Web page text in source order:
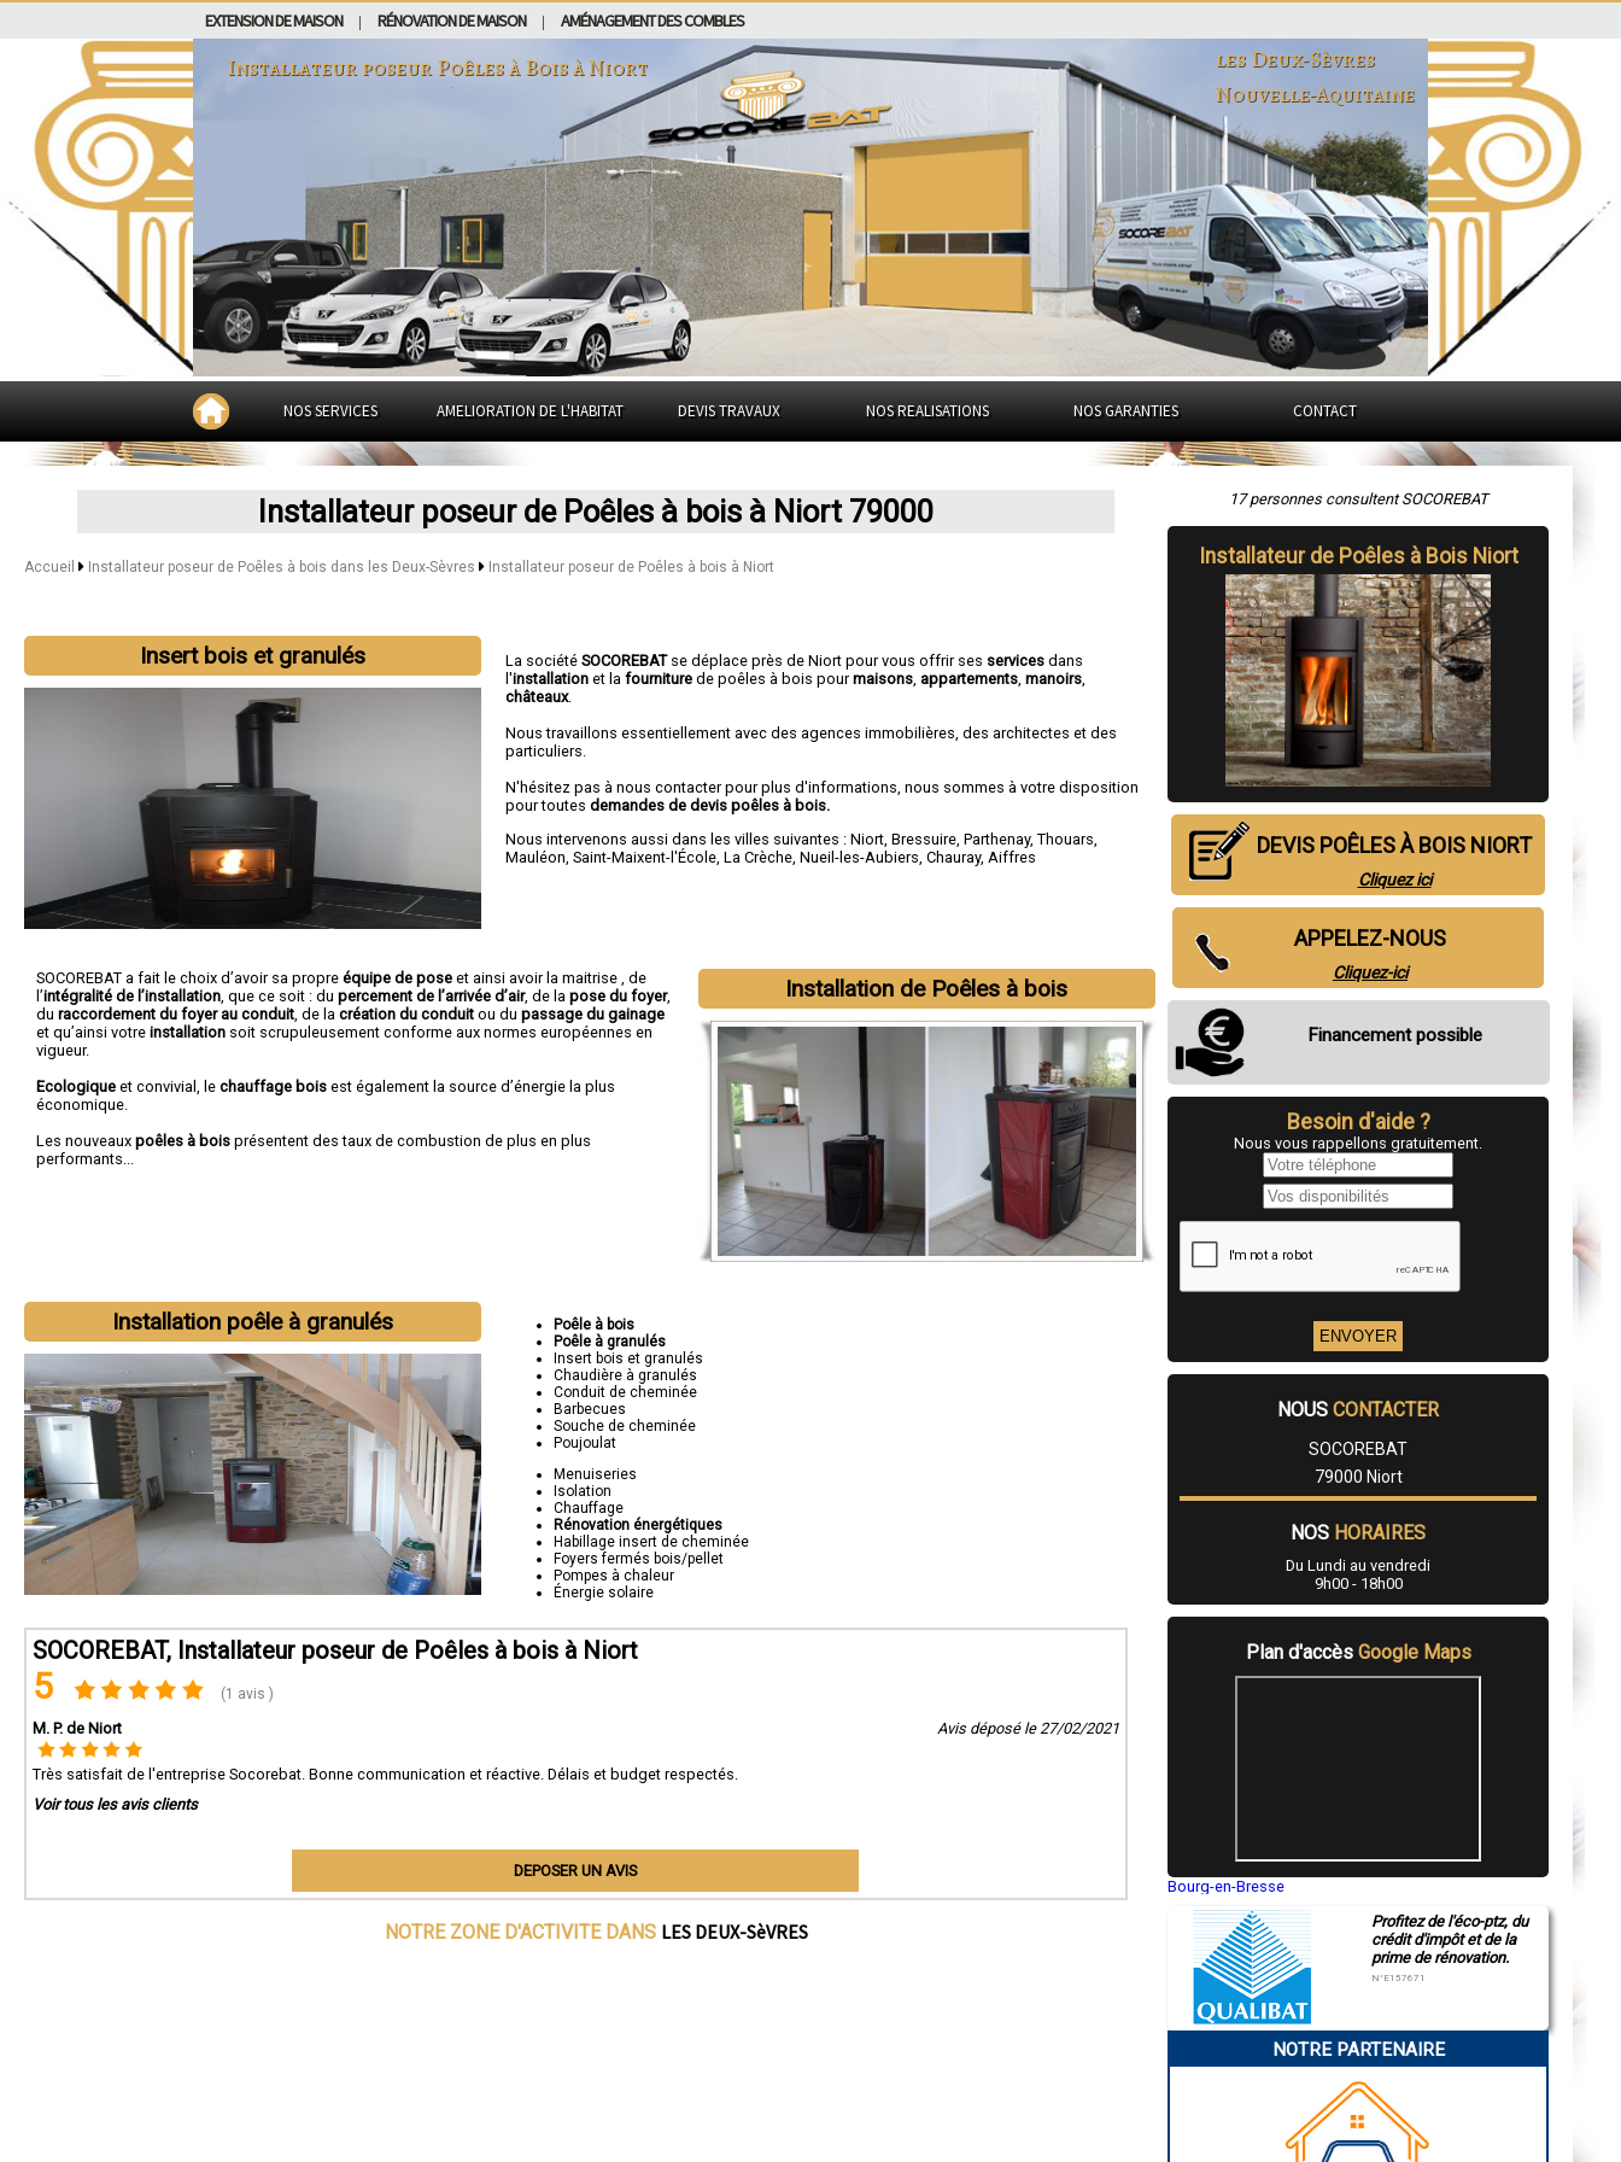
EXTENSION DE MAISON RÉNOVATION DE MAISON AMÉNAGEMENT DES COMBLES
Installateur poseur Poêles à Bois àNiort
les Deux-Sèvres
Nouvelle-Aquitaine
NOS SERVICES AMELIORATION DE L'HABITAT DEVIS TRAVAUX NOS REALISATIONS NOS GARANTIES CONTACT
Installateur poseur de Poêles à bois à Niort 79000
Accueil Installateur poseur de Poêles à bois dans les Deux-Sèvres Installateur poseur de Poêles à bois à Niort
Insert bois et granulés La sociétéSOCOREBATse déplace près de Niort pour vous offrir ses services dans
l'installation et lafourniture de poêles à bois pourmaisons appartements ,manoirs
châteaux.
Nous travaillons essentiellement avec des agences immobilières, des architectes et des
particuliers.
N'hésitez pas à nous contacter pour plus d'informations, nous sommes à votre disposition
pour toutesdemandes de devis poêles à bois.
Nous intervenons aussi dans les villes suivantes :Niort ,Bressuire ,Parthenay,Thouars
Mauléon ,Saint-Maixent-l'École ,La Crèche ,Nueil-les-Aubiers ,Chauray, Aiffres
Installation de Poêles à bois
SOCOREBAT a fait le choix d’avoir sa propre équipe de pose et ainsi avoir la maitrise , de
l’intégralité de l’installation, que ce soit : du percement de l’arrivée d’air, de la pose du foyer,
du raccordement du foyer au conduit, de la création du conduit ou du passage du gainage
et qu’ainsi votre installation soit scrupuleusement conforme aux normes européennes en
vigueur.
Ecologique et convivial, le chauffage bois est également la source d’énergie la plus
économique.
Les nouveaux poêles à bois présentent des taux de combustion de plus en plus
performants...
Installation poêle à granulés
Poêle à bois
Poêle à granulés
Insert bois et granulés
Chaudière à granulés
Conduit de cheminée
Barbecues
Souche de cheminée
Poujoulat
Menuiseries
Isolation
Chauffage
Rénovation énergétiques
Habillage insert de cheminée
Foyers fermés bois/pellet
Pompes à chaleur
Énergie solaire
SOCOREBAT, Installateur poseur de Poêles à bois à Niort
5 (1 avis )
M. P. de Niort Avis déposé le 27/02/2021
Très satisfait de l'entreprise Socorebat. Bonne communication et réactive. Délais et budget respectés.
Voir tous les avis clients
DEPOSER UN AVIS
NOTRE ZONE D'ACTIVITE DANS LES DEUX-SèVRES
17 personnes consultent SOCOREBAT
Installateur de Poêles à Bois Niort
DEVIS POÊLES À BOIS NIORT
Cliquez ici
APPELEZ-NOUS
Cliquez-ici
Financement possible
Besoin d'aide ?
Nous vous rappellons gratuitement.
NOUS CONTACTER
SOCOREBAT
79000 Niort
NOS HORAIRES
Du Lundi au vendredi
9h00 - 18h00
Plan d'accès Google Maps
Bourg-en-Bresse
Montluçon
Manosque
Gap
Charleville-Mézières
Pamiers
Narbonne
Profitez de l'éco-ptz, du
crédit d'impôt et de la
prime de rénovation.
N°E157671
NOTRE PARTENAIRE